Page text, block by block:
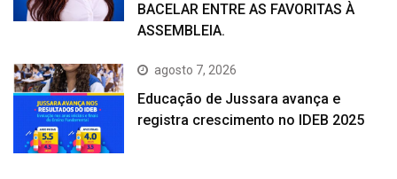
BACELAR ENTRE AS FAVORITAS À
ASSEMBLEIA.
agosto 7, 2026
Educação de Jussara avança e
registra crescimento no IDEB 2025